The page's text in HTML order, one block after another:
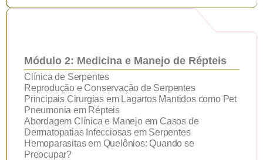
Módulo 2: Medicina e Manejo de Répteis
Clínica de Serpentes
Reprodução e Conservação de Serpentes
Principais Cirurgias em Lagartos Mantidos como Pet
Pneumonia em Répteis
Abordagem Clínica e Manejo em Casos de
Dermatopatias Infecciosas em Serpentes
Hemoparasitas em Quelônios: Quando se
Preocupar?